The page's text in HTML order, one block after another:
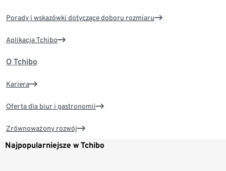
Porady i wskazówki dotyczące doboru rozmiaru
Aplikacja Tchibo
O Tchibo
Kariera
Oferta dla biur i gastronomii
Zrównoważony rozwój
Najpopularniejsze w Tchibo